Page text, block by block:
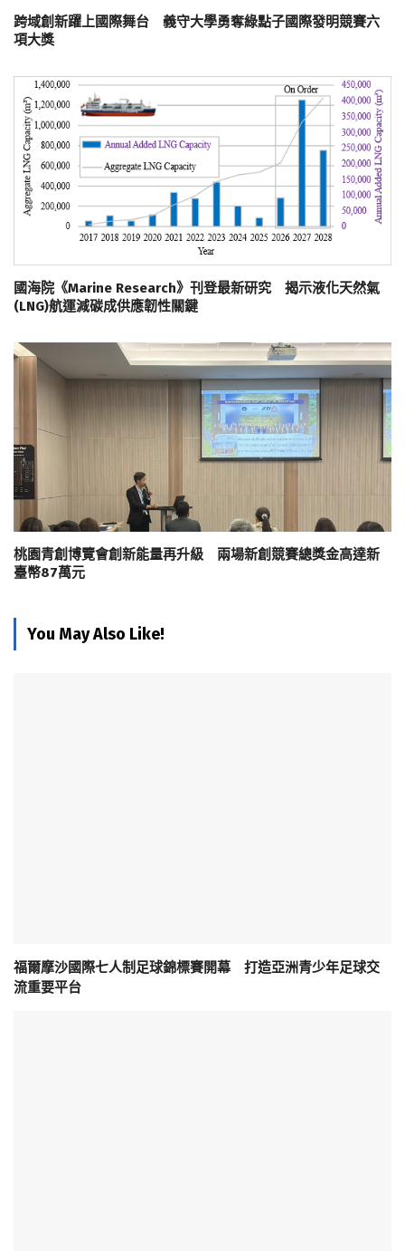
跨域創新躍上國際舞台 義守大學勇奪綠點子國際發明競賽六
項大獎
國海院《Marine Research》刊登最新研究 揭示液化天然氣
(LNG)航運減碳成供應韌性關鍵
桃園青創博覽會創新能量再升級 兩場新創競賽總獎金高達新
臺幣87萬元
You May Also Like!
福爾摩沙國際七人制足球錦標賽開幕 打造亞洲青少年足球交
流重要平台